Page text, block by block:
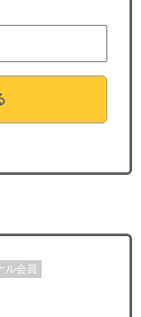
ル会員